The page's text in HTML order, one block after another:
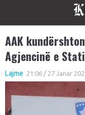
AAK
Agjencinë e
Lajme 21:06 / 27 Janar